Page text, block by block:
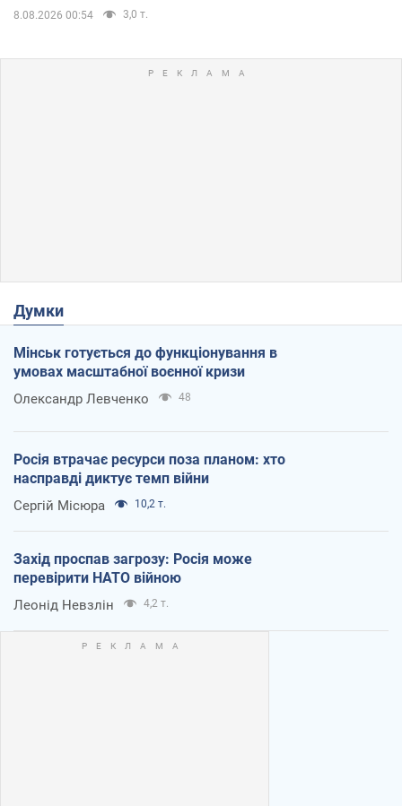
8.08.2026 00:54 3,0 т.
Думки
Мінськ готується до функціонування в
умовах масштабної воєнної кризи
Олександр Левченко 48
Росія втрачає ресурси поза планом: хто
насправді диктує темп війни
Сергій Місюра 10,2 т.
Захід проспав загрозу: Росія може
перевірити НАТО війною
Леонід Невзлін 4,2 т.